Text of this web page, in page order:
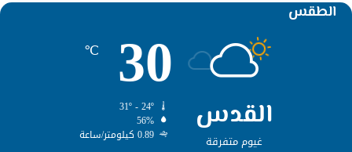
الطقس
القدس
غيوم متفرقة
30
℃
56%
0.89 كيلومتر/ساعة